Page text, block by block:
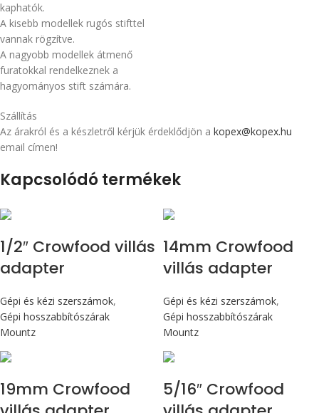
kaphatók.
A kisebb modellek rugós stifttel
vannak rögzítve.
A nagyobb modellek átmenő
furatokkal rendelkeznek a
hagyományos stift számára.
Szállítás
Az árakról és a készletről kérjük érdeklődjön a kopex@kopex.hu
email címen!
Kapcsolódó termékek
1/2″ Crowfood villás
adapter
Gépi és kézi szerszámok,
Gépi hosszabbítószárak
Mountz
14mm Crowfood
villás adapter
Gépi és kézi szerszámok,
Gépi hosszabbítószárak
Mountz
19mm Crowfood
5/16″ Crowfood